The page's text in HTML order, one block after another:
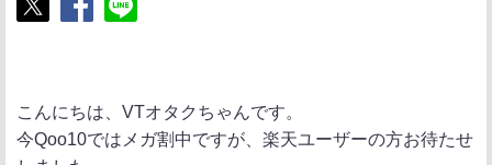
ト
ア
こんにちは、VTオタクちゃんです。
今Qoo10ではメガ割中ですが、楽天ユーザーの方お待たせ